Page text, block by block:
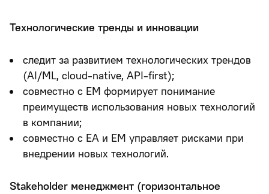
Технологические тренды и инновации
следит за развитием технологических трендов
(AI/ML, cloud-native, API-first);
совместно с EM формирует понимание
преимуществ использования новых технологий
в компании;
совместно с EA и EM управляет рисками при
внедрении новых технологий.
Stakeholder менеджмент (горизонтальное